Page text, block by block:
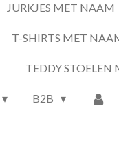
JURKJES MET NAAM
T-SHIRTS MET
TEDDY STOELEN
B2B